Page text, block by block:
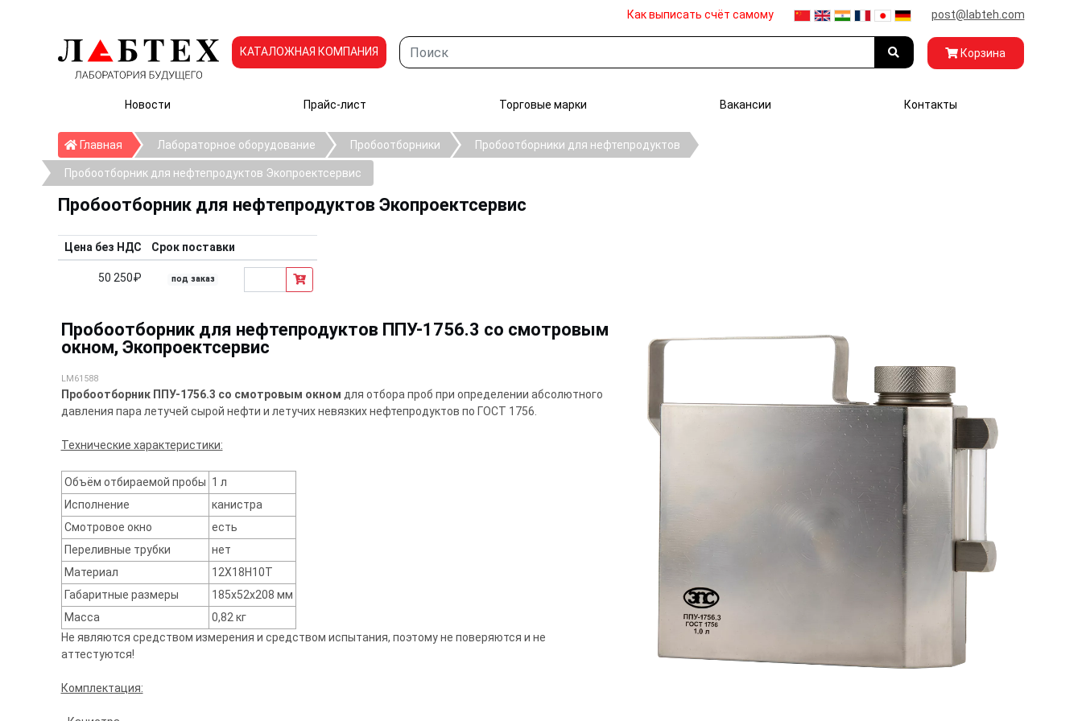
Как выписать счёт самому post@labteh.com
КАТАЛОЖНАЯ КОМПАНИЯ Корзина
Новости Прайс-лист Торговые марки Вакансии Контакты
ГлавнаяГлавнаяЛабораторное оборудование Пробоотборники Пробоотборники для нефтепродуктов
Пробоотборник для нефтепродуктов Экопроектсервис
Пробоотборник для нефтепродуктов Экопроектсервис
Цена без НДС Срок поставки
50 250₽ под заказ
Пробоотборник для нефтепродуктов ППУ-1756.3 со смотровым
окном, Экопроектсервис
LM61588
Пробоотборник ППУ-1756.3 со смотровым окном для отбора проб при определении абсолютного
давления пара летучей сырой нефти и летучих невязких нефтепродуктов по ГОСТ 1756.
Технические характеристики:
Объём отбираемой пробы 1 л
Исполнение
канистра
Смотровое окно
есть
Переливные трубки
нет
Материал
12Х18Н10Т
Габаритные размеры
185х52х208 мм
Масса
0,82 кг
Не являются средством измерения и средством испытания, поэтому не поверяются и не
аттестуются!
Комплектация: